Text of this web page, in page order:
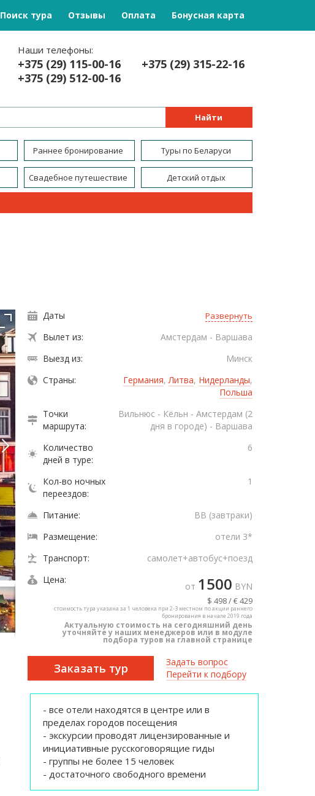
Поиск тура Отзывы Оплата Бонусная карта
Наши телефоны:
+375 (29) 115-00-16
+375 (29) 512-00-16
+375 (29) 315-22-16
Найти
Раннее бронирование Туры по Беларуси
Свадебное путешествие Детский отдых
Даты Развернуть
Вылет из:
Амстердам - Варшава
Выезд из:
Минск
Страны:
Германия,Литва, Нидерланды,
Польша
Точки
маршрута:
Вильнюс - Кёльн - Амстердам (2
дня в городе) - Варшава
Количество
дней в туре:
6
Кол-во ночных
переездов:
1
Питание:
BB (завтраки)
Размещение:
отели 3*
Транспорт:
самолет+автобус+поезд
Цена:
от 1500 BYN
$ 498 / € 429
стоимость тура указана за 1 человека при 2-3 местном по акции раннего
бронирования в начале 2019 года
Актуальную стоимость на сегодняшний день
уточняйте у наших менеджеров или в модуле
подбора туров на главной странице
Заказать тур
Задать вопрос
Перейти к подбору
- все отели находятся в центре или в
пределах городов посещения
- экскурсии проводят лицензированные и
инициативные русскоговорящие гиды
- группы не более 15 человек
- достаточного свободного времени